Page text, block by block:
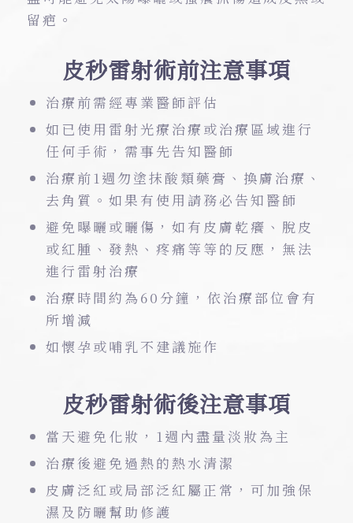
留疤。
皮秒雷射術前注意事項
治療前需經專業醫師評估
如已使用雷射光療治療或治療區域進行
任何手術，需事先告知醫師
治療前1週勿塗抹酸類藥膏、換膚治療、
去角質。如果有使用請務必告知醫師
避免曝曬或曬傷，如有皮膚乾癢、脫皮
或紅腫、發熱、疼痛等等的反應，無法
進行雷射治療
治療時間約為60分鐘，依治療部位會有
所增減
如懷孕或哺乳不建議施作
皮秒雷射術後注意事項
當天避免化妝，1週內盡量淡妝為主
治療後避免過熱的熱水清潔
皮膚泛紅或局部泛紅屬正常，可加強保
濕及防曬幫助修護